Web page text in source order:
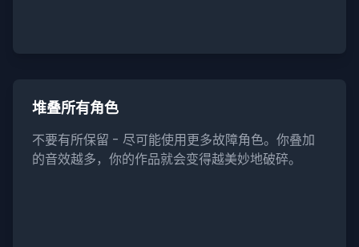
堆叠所有角色
不要有所保留 - 尽可能使用更多故障角色。你叠加
的音效越多，你的作品就会变得越美妙地破碎。